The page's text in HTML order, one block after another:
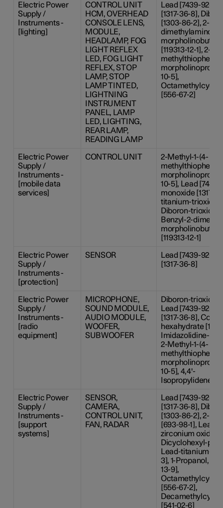
Electric Power
Supply /
Instruments -
[lighting]
CONTROL UNIT
HCM, OVERHEAD
CONSOLE LENS,
MODULE,
HEADLAMP, FOG
LIGHT REFLEX
LED, FOG LIGHT
REFLEX, STOP
LAMP, STOP
LAMP TINTED,
LIGHTNING
INSTRUMENT
PANEL, LAMP
LED, LIGHTING,
REAR LAMP,
READING LAMP
Lead [7439-92-
[1317-36-8],
[1303-86-2], 2-
dimethylamino-4-
[119313-12-1], 2-
10-5],
[556-67-2]
Electric Power
Supply /
Instruments -
[mobile data
services]
CONTROL UNIT
2-Methyl-1-(4-
10-5], Lead [7439-
monoxide [1317-
titanium-trioxide
Diboron-trioxide
Benzyl-2-
[119313-12-1]
Electric Power
Supply /
Instruments -
[protection]
SENSOR
Lead [7439-92-
[1317-36-8]
Electric Power
Supply /
Instruments -
[radio
equipment]
MICROPHONE,
SOUND MODULE,
AUDIO MODULE,
WOOFER,
SUBWOOFER
Diboron-trioxide
Lead [7439-92-
[1317-36-8],
hexahydrate
Imidazolidine-2-
2-Methyl-1-(4-
10-5], 4,4'-
Electric Power
Supply /
Instruments -
[support
systems]
SENSOR,
CAMERA,
CONTROL UNIT,
FAN, RADAR
Lead [7439-92-
[1317-36-8],
[1303-86-2], 2-
[693-98-1], Lead
zirconium oxide
Dicyclohexyl-
Lead-titanium-
3], 1-Propanol,
13-9],
[556-67-2],
[541-02-6]